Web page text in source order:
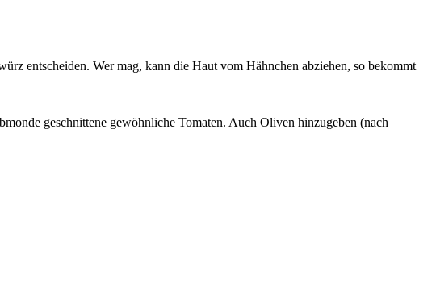
entscheiden. Wer mag, kann die Haut vom Hähnchen abziehen, so bekommt
geschnittene gewöhnliche Tomaten. Auch Oliven hinzugeben (nach